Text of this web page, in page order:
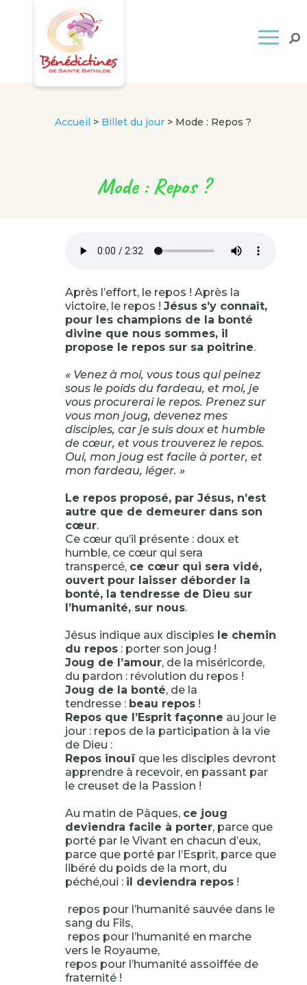
Accueil > Billet du jour > Mode : Repos ?
Mode : Repos ?
Après l’effort, le repos ! Après la
victoire, le repos ! Jésus s’y connaît,
pour les champions de la bonté
divine que nous sommes, il
propose le repos sur sa poitrine.
« Venez à moi, vous tous qui peinez
sous le poids du fardeau, et moi, je
vous procurerai le repos. Prenez sur
vous mon joug, devenez mes
disciples, car je suis doux et humble
de cœur, et vous trouverez le repos.
Oui, mon joug est facile à porter, et
mon fardeau, léger. »
Le repos proposé, par Jésus, n’est
autre que de demeurer dans son
cœur.
Ce cœur qu’il présente : doux et
humble, ce cœur qui sera
transpercé, ce cœur qui sera vidé,
ouvert pour laisser déborder la
bonté, la tendresse de Dieu sur
l’humanité, sur nous.
Jésus indique aux disciples le chemin
du repos: porter son joug !
Joug de l’amour, de la miséricorde,
du pardon : révolution du repos !
Joug de la bonté, de la
tendresse : beau repos!
Repos que l’Esprit façonne au jour le
jour : repos de la participation à la vie
de Dieu :
Repos inouï que les disciples devront
apprendre à recevoir, en passant par
le creuset de la Passion !
Au matin de Pâques, ce joug
deviendra facile à porter, parce que
porté par le Vivant en chacun d’eux,
parce que porté par l’Esprit, parce que
libéré du poids de la mort, du
péché,oui : il deviendra repos!
repos pour l’humanité sauvée dans le
sang du Fils,
repos pour l’humanité en marche
vers le Royaume,
repos pour l’humanité assoiffée de
fraternité !